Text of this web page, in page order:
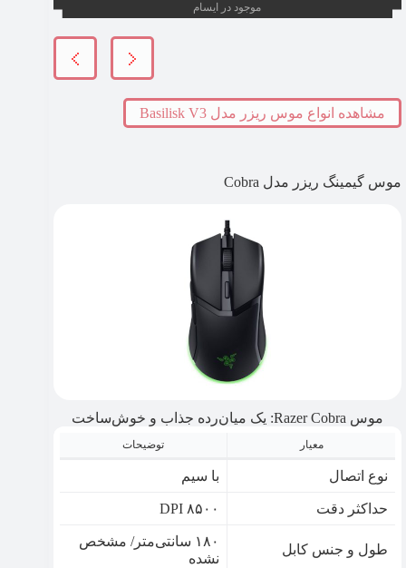
موجود در ایسام
مشاهده انواع موس ریزر مدل Basilisk V3
موس گیمینگ ریزر مدل Cobra
موس Razer Cobra: یک میان‌رده جذاب و خوش‌ساخت
معیار توضیحات
نوع اتصال با سیم
حداکثر دقت ۸۵۰۰ DPI
طول و جنس کابل
۱۸۰ سانتی‌متر/ مشخص
نشده